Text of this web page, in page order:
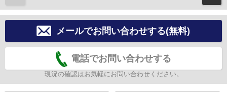
メールでお問い合わせする(無料)
電話でお問い合わせする
現況の確認はお気軽にお問い合わせください。